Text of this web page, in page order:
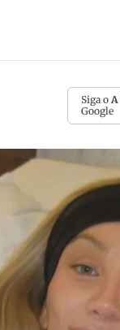
Siga o A
Google